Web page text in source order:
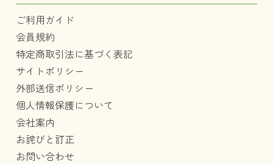
ご利用ガイド
会員規約
特定商取引法に基づく表記
サイトポリシー
外部送信ポリシー
個人情報保護について
会社案内
お詫びと訂正
お問い合わせ